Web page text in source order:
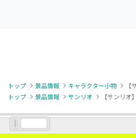
トップ 景品情報 キャラクター小物
トップ
景品情報 サンリオ